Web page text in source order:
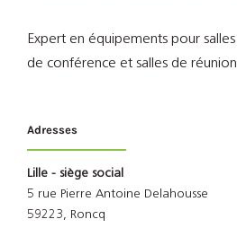
Expert en équipements pour salles
de conférence et salles de réunion
Adresses
Lille - siège social
5 rue Pierre Antoine Delahousse
59223, Roncq